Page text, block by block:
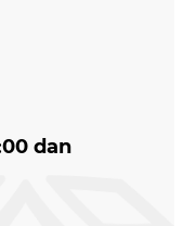
dan